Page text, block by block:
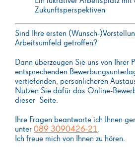
Zukunftsperspektiven
Sind Ihre ersten (Wunsch-
Arbeitsumfeld getroffen?
Dann überzeugen Sie uns von Ihrer
entsprechenden
vertiefenden, persönlicheren
Nutzen Sie dafür das Online-
dieser Seite.
Ihre Fragen beantworte ich Ihnen
unter 089 3090426-21
Ich freue mich von Ihnen zu hören.